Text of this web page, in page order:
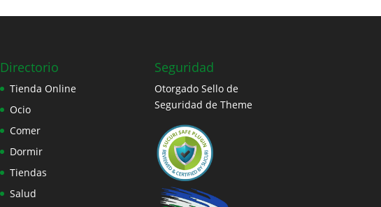
Directorio
Tienda Online
Ocio
Comer
Dormir
Tiendas
Salud
Seguridad
Otorgado Sello de
Seguridad de Theme